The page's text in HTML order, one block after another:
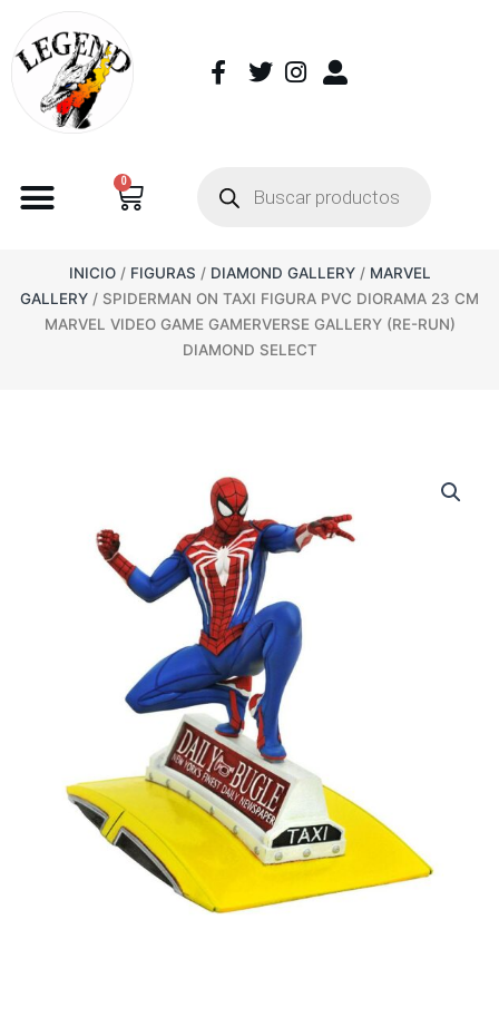
0
INICIO/ FIGURAS / DIAMOND GALLERY/ MARVEL
GALLERY / SPIDERMAN ON TAXI FIGURA PVC DIORAMA 23 CM
MARVEL VIDEO GAME GAMERVERSE GALLERY (RE-RUN)
DIAMOND SELECT